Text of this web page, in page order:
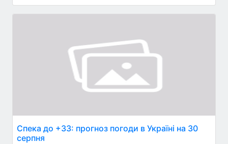
Спека до +33: прогноз погоди в Україні на 30
серпня